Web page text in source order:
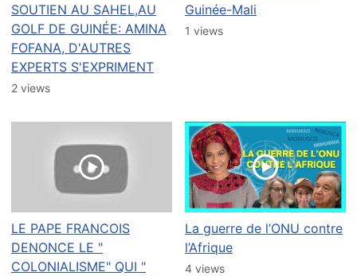
SOUTIEN AU SAHEL,AU
GOLF DE GUINÉE: AMINA
FOFANA, D'AUTRES
EXPERTS S'EXPRIMENT
2 views
Guinée-Mali
1 views
LE PAPE FRANCOIS
DENONCE LE "
COLONIALISME" QUI "
La guerre de l’ONU contre
l’Afrique
4 views